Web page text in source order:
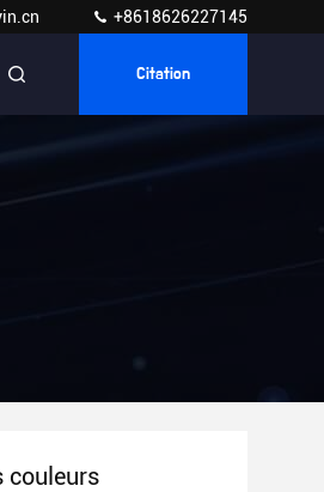
+8618626227145
Citation
couleurs